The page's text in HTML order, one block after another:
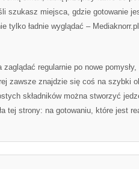
szukasz miejsca, gdzie gotowanie
tylko ładnie wyglądać –
regularnie po nowe
zawsze znajdzie się coś na szybki
składników można stworzyć
tej strony: na gotowaniu, które jest